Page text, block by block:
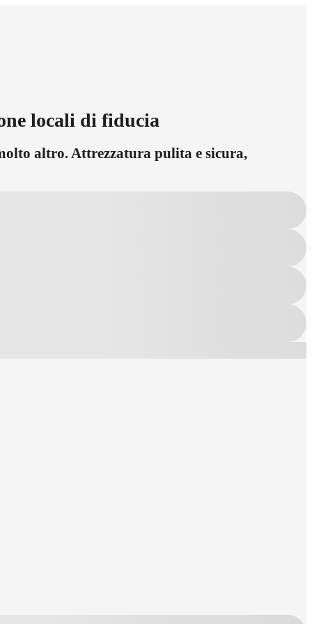
locali di fiducia
altro. Attrezzatura pulita e sicura,